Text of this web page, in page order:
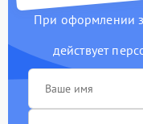
При оформлении
действует